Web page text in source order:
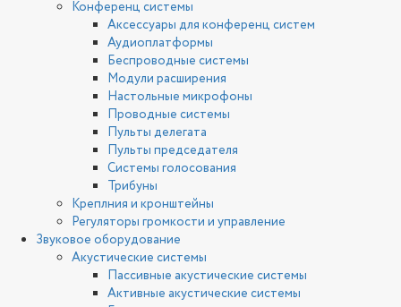
Конференц системы
Аксессуары для конференц систем
Аудиоплатформы
Беспроводные системы
Модули расширения
Настольные микрофоны
Проводные системы
Пульты делегата
Пульты председателя
Системы голосования
Трибуны
Креплния и кронштейны
Регуляторы громкости и управление
Звуковое оборудование
Акустические системы
Пассивные акустические системы
Активные акустические системы